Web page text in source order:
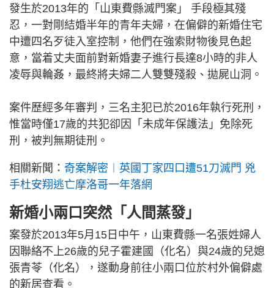
發生於2013年的「山東費縣滅門案」 手段極其殘
忍，一對剛結婚半年的青年夫婦，在偏僻的新婚住宅
中遭四名歹徒入室控制，他們在強索財物後見色起
意，當着丈夫面前對新婚妻子進行長達8小時的非人
凌辱與輪姦，最終將夫婦二人雙雙殘殺、拋屍山洞。
案件歷經多年審判，三名主犯已於2016年執行死刑，
惟當時僅17歲的共犯卻因「未成年保護法」免除死
刑，被判無期徒刑。
相關新聞： 奇案解密︱英國丁家四口遭51刀滅門 兇
手杜安翔逃亡摩洛哥一年落網
新婚小兩口突然「人間蒸發」
案發於2013年5月15日中午，山東費縣一名張姓婦人
因聯絡不上26歲的兒子霍建國（化名）與24歲的兒媳
張青苓（化名），遂動身前往小兩口位於村外偏僻處
的新居查看。